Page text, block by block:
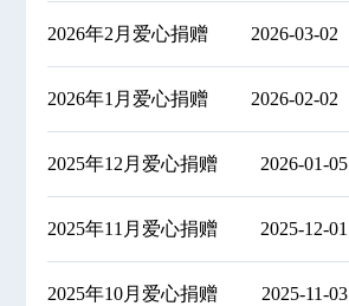
2026年2月爱心捐赠 2026-03-02
2026年1月爱心捐赠 2026-02-02
2025年12月爱心捐赠 2026-01-05
2025年11月爱心捐赠 2025-12-01
2025年10月爱心捐赠 2025-11-03